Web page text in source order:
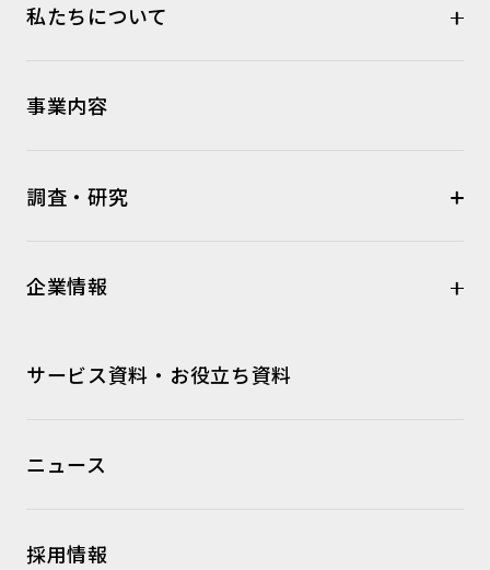
私たちについて
事業内容
調査・研究
企業情報
サービス資料・お役立ち資料
ニュース
採用情報